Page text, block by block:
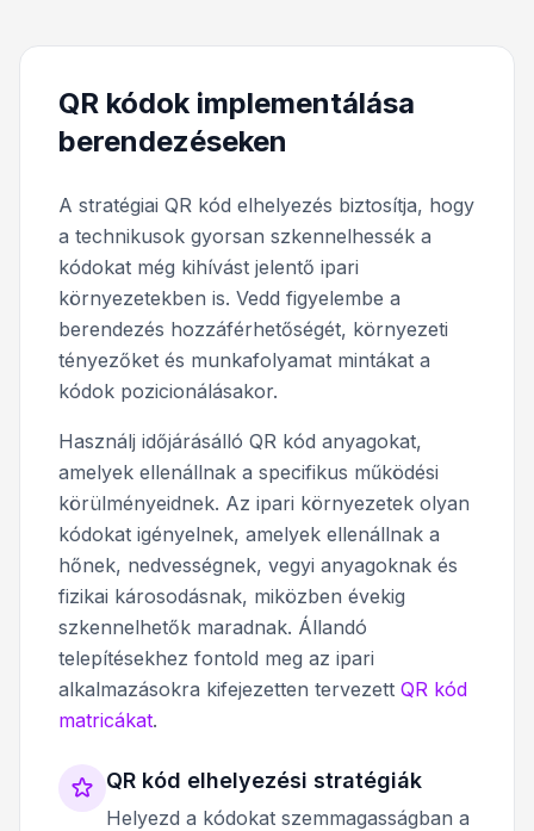
QR kódok implementálása
berendezéseken
A stratégiai QR kód elhelyezés biztosítja, hogy
a technikusok gyorsan szkennelhessék a
kódokat még kihívást jelentő ipari
környezetekben is. Vedd figyelembe a
berendezés hozzáférhetőségét, környezeti
tényezőket és munkafolyamat mintákat a
kódok pozicionálásakor.
Használj időjárásálló QR kód anyagokat,
amelyek ellenállnak a specifikus működési
körülményeidnek. Az ipari környezetek olyan
kódokat igényelnek, amelyek ellenállnak a
hőnek, nedvességnek, vegyi anyagoknak és
fizikai károsodásnak, miközben évekig
szkennelhetők maradnak. Állandó
telepítésekhez fontold meg az ipari
alkalmazásokra kifejezetten tervezett QR kód
matricákat.
QR kód elhelyezési stratégiák
Helyezd a kódokat szemmagasságban a